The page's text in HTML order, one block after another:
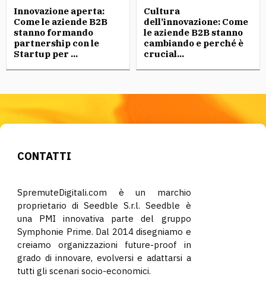
Innovazione aperta:
Come le aziende B2B
stanno formando
partnership con le
Startup per ...
Cultura
dell’innovazione: Come
le aziende B2B stanno
cambiando e perché è
crucial...
CONTATTI
SpremuteDigitali.com è un marchio
proprietario di Seedble S.r.l. Seedble è
una PMI innovativa parte del gruppo
Symphonie Prime. Dal 2014 disegniamo e
creiamo organizzazioni future-proof in
grado di innovare, evolversi e adattarsi a
tutti gli scenari socio-economici.